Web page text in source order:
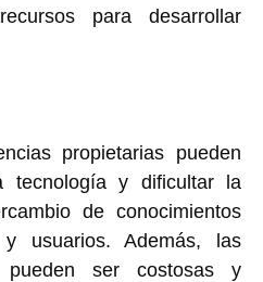
para desarrollar
propietarias pueden
y dificultar la
de conocimientos
y usuarios. Además, las
pueden ser costosas y